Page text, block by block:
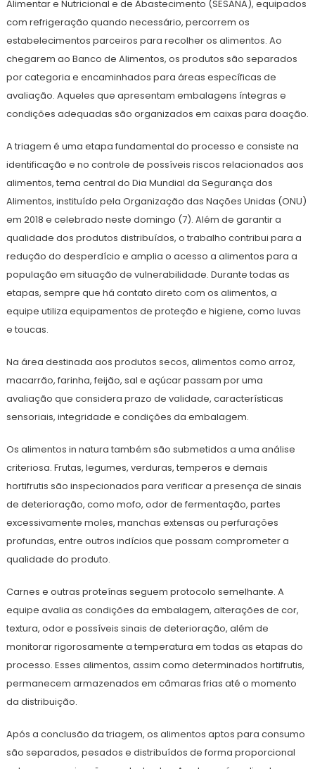
Alimentar e Nutricional e de Abastecimento (SESANA), equipados
com refrigeração quando necessário, percorrem os
estabelecimentos parceiros para recolher os alimentos. Ao
chegarem ao Banco de Alimentos, os produtos são separados
por categoria e encaminhados para áreas específicas de
avaliação. Aqueles que apresentam embalagens íntegras e
condições adequadas são organizados em caixas para doação.
A triagem é uma etapa fundamental do processo e consiste na
identificação e no controle de possíveis riscos relacionados aos
alimentos, tema central do Dia Mundial da Segurança dos
Alimentos, instituído pela Organização das Nações Unidas (ONU)
em 2018 e celebrado neste domingo (7). Além de garantir a
qualidade dos produtos distribuídos, o trabalho contribui para a
redução do desperdício e amplia o acesso a alimentos para a
população em situação de vulnerabilidade. Durante todas as
etapas, sempre que há contato direto com os alimentos, a
equipe utiliza equipamentos de proteção e higiene, como luvas
e toucas.
Na área destinada aos produtos secos, alimentos como arroz,
macarrão, farinha, feijão, sal e açúcar passam por uma
avaliação que considera prazo de validade, características
sensoriais, integridade e condições da embalagem.
Os alimentos in natura também são submetidos a uma análise
criteriosa. Frutas, legumes, verduras, temperos e demais
hortifrutis são inspecionados para verificar a presença de sinais
de deterioração, como mofo, odor de fermentação, partes
excessivamente moles, manchas extensas ou perfurações
profundas, entre outros indícios que possam comprometer a
qualidade do produto.
Carnes e outras proteínas seguem protocolo semelhante. A
equipe avalia as condições da embalagem, alterações de cor,
textura, odor e possíveis sinais de deterioração, além de
monitorar rigorosamente a temperatura em todas as etapas do
processo. Esses alimentos, assim como determinados hortifrutis,
permanecem armazenados em câmaras frias até o momento
da distribuição.
Após a conclusão da triagem, os alimentos aptos para consumo
são separados, pesados e distribuídos de forma proporcional